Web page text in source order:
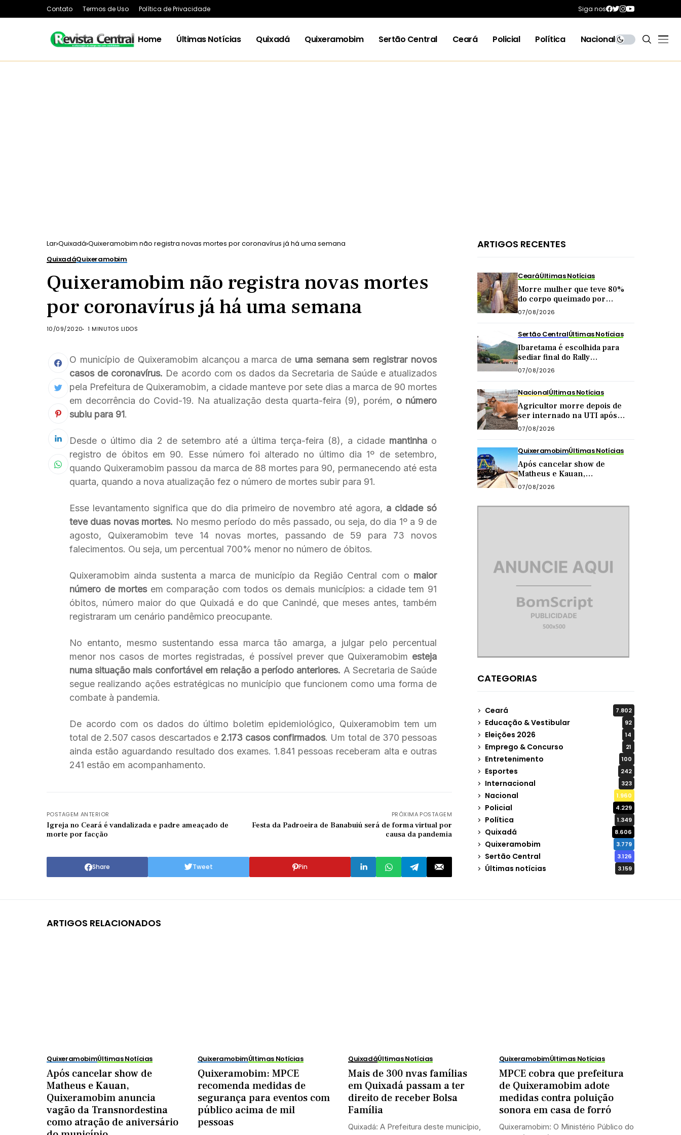
Contato Termos de Uso Política de Privacidade Siga nos
Home Últimas Notícias Quixadá Quixeramobim Sertão Central Ceará Policial Política Nacional
Lar Quixadá Quixeramobim não registra novas mortes por coronavírus já há uma semana
QuixadáQuixeramobim
Quixeramobim não registra novas mortes
por coronavírus já há uma semana
10/09/2020 1 MINUTOS LIDOS
O município de Quixeramobim alcançou a marca de uma semana sem registrar novos
casos de coronavírus. De acordo com os dados da Secretaria de Saúde e atualizados
pela Prefeitura de Quixeramobim, a cidade manteve por sete dias a marca de 90 mortes
em decorrência do Covid-19. Na atualização desta quarta-feira (9), porém, o número
subiu para 91.
Desde o último dia 2 de setembro até a última terça-feira (8), a cidade mantinhao
registro de óbitos em 90. Esse número foi alterado no último dia 1º de setembro,
quando Quixeramobim passou da marca de 88 mortes para 90, permanecendo até esta
quarta, quando a nova atualização fez o número de mortes subir para 91.
Esse levantamento significa que do dia primeiro de novembro até agora, a cidade só
teve duas novas mortes. No mesmo período do mês passado, ou seja, do dia 1º a 9 de
agosto, Quixeramobim teve 14 novas mortes, passando de 59 para 73 novos
falecimentos. Ou seja, um percentual 700% menor no número de óbitos.
Quixeramobim ainda sustenta a marca de município da Região Central com o maior
número de mortesem comparação com todos os demais municípios: a cidade tem 91
óbitos, número maior do que Quixadá e do que Canindé, que meses antes, também
registraram um cenário pandêmico preocupante.
No entanto, mesmo sustentando essa marca tão amarga, a julgar pelo percentual
menor nos casos de mortes registradas, é possível prever que Quixeramobim esteja
numa situação mais confortável em relação a período anteriores. A Secretaria de Saúde
segue realizando ações estratégicas no município que funcionem como uma forma de
combate à pandemia.
De acordo com os dados do último boletim epidemiológico, Quixeramobim tem um
total de 2.507 casos descartados e2.173 casos confirmados. Um total de 370 pessoas
ainda estão aguardando resultado dos exames. 1.841 pessoas receberam alta e outras
241 estão em acompanhamento.
POSTAGEM ANTERIOR
Igreja no Ceará é vandalizada e padre ameaçado de
morte por facção
PRÓXIMA POSTAGEM
Festa da Padroeira de Banabuiú será de forma virtual por
causa da pandemia
Share Tweet Pin
ARTIGOS RECENTES
CearáÚltimas Notícias
Morre mulher que teve 80%
do corpo queimado por
companheiro no interior do
Ceará
07/08/2026
Sertão CentralÚltimas Notícias
Ibaretama é escolhida para
sediar final do Rally
Forrageiras, evento agro
organizado pela CNA
07/08/2026
NacionalÚltimas Notícias
Agricultor morre depois de
ser internado na UTI após
levar ‘marrada’ de vaca
enquanto tirava leite
07/08/2026
QuixeramobimÚltimas Notícias
Após cancelar show de
Matheus e Kauan,
Quixeramobim anuncia vagão
da Transnordestina como
07/08/2026
CATEGORIAS
Ceará 7.802
Educação & Vestibular 92
Eleições 2026 14
Emprego & Concurso 21
Entretenimento 100
Esportes 242
Internacional 323
Nacional 1.960
Policial 4.229
Política 1.349
Quixadá 8.606
Quixeramobim 3.779
Sertão Central 3.126
Últimas notícias 3.159
ARTIGOS RELACIONADOS
QuixeramobimÚltimas Notícias
Após cancelar show de
Matheus e Kauan,
Quixeramobim anuncia
vagão da Transnordestina
como atração de aniversário
QuixeramobimÚltimas Notícias
Quixeramobim: MPCE
recomenda medidas de
segurança para eventos com
público acima de mil
pessoas
QuixadáÚltimas Notícias
Mais de 300 nvas famílias
em Quixadá passam a ter
direito de receber Bolsa
Família
Quixadá: A Prefeitura deste município,
QuixeramobimÚltimas Notícias
MPCE cobra que prefeitura
de Quixeramobim adote
medidas contra poluição
sonora em casa de forró
Quixeramobim: O Ministério Público do